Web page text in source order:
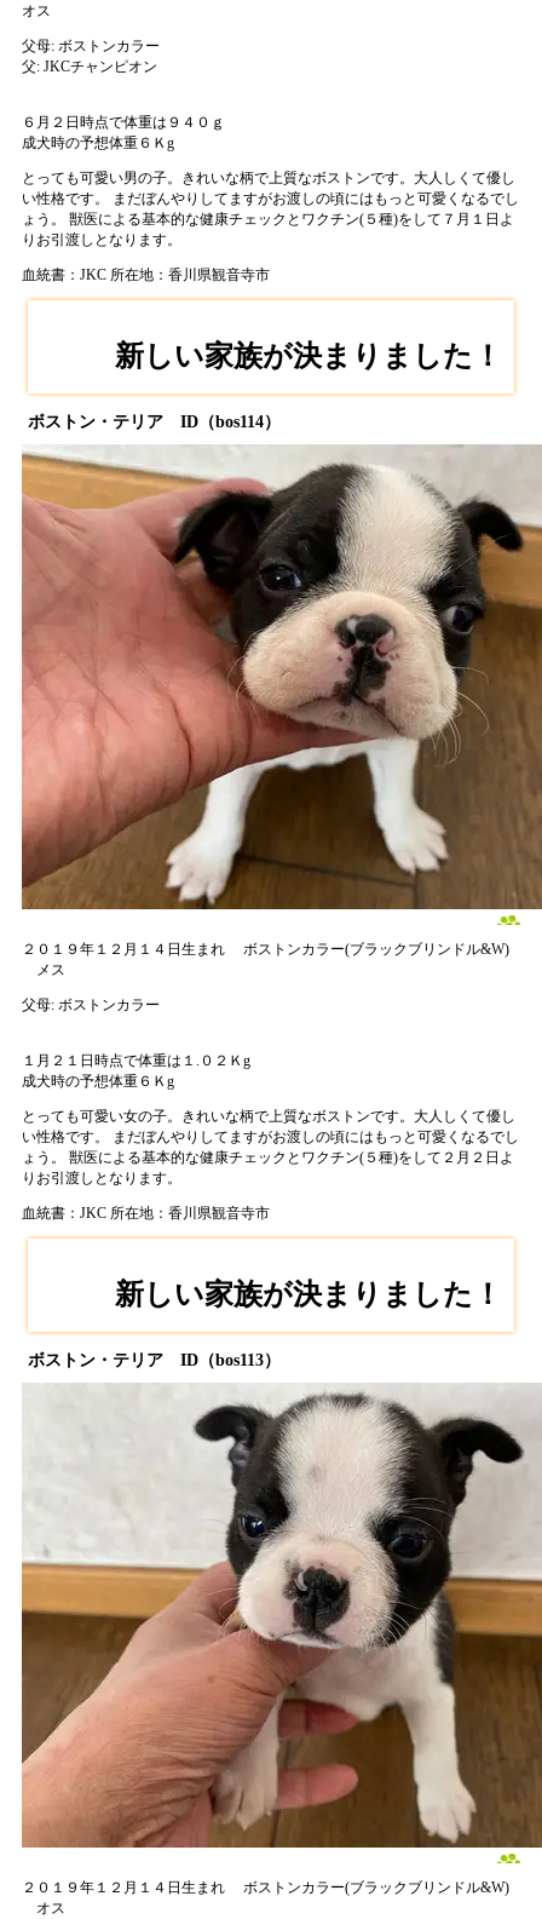
オス
父母: ボストンカラー
父: JKCチャンピオン
６月２日時点で体重は９４０ｇ
成犬時の予想体重６Ｋg
とっても可愛い男の子。きれいな柄で上質なボストンです。大人しくて優し
い性格です。 まだぼんやりしてますがお渡しの頃にはもっと可愛くなるでし
ょう。 獣医による基本的な健康チェックとワクチン(５種)をして７月１日よ
りお引渡しとなります。
血統書：JKC 所在地：香川県観音寺市
新しい家族が決まりました！
ボストン・テリア ID（bos114）
２０１９年１２月１４日生まれ
ボストンカラー(ブラックブリンドル&W)
メス
父母: ボストンカラー
１月２１日時点で体重は１.０２Ｋg
成犬時の予想体重６Ｋg
とっても可愛い女の子。きれいな柄で上質なボストンです。大人しくて優し
い性格です。 まだぼんやりしてますがお渡しの頃にはもっと可愛くなるでし
ょう。 獣医による基本的な健康チェックとワクチン(５種)をして２月２日よ
りお引渡しとなります。
血統書：JKC 所在地：香川県観音寺市
新しい家族が決まりました！
ボストン・テリア ID（bos113）
２０１９年１２月１４日生まれ
ボストンカラー(ブラックブリンドル&W)
オス